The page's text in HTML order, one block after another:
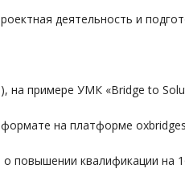
деятельность и
примере УМК «Bridge to
на платформе
повышении квалификации на